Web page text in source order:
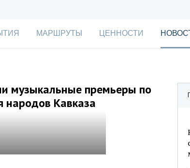
МАРШРУТЫ ЦЕННОСТИ
музыкальные премьеры по
народов Кавказа